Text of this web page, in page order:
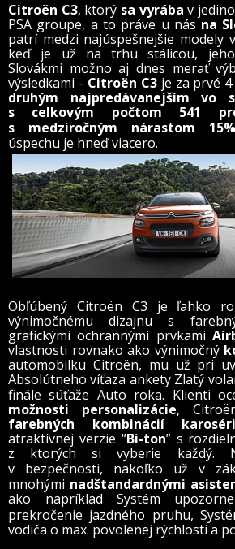
Citroën C3, ktorý sa vyrába v
PSA groupe, a to práve u nás na
patrí medzi najúspešnejšie modely
keď je už na trhu stálicou,
Slovákmi možno aj dnes merať
výsledkami - Citroën C3 je za prvé
druhým najpredávanejším vo
s
celkovým počtom 541
s
medziročným nárastom
úspechu je hneď viacero.
Obľúbený Citroën C3 je ľahko
výnimočnému dizajnu s
grafickými ochrannými prvkami
vlastnosti rovnako ako výnimočný
automobilku Citroën, mu už pri
Absolútneho víťaza ankety Zlatý
finále súťaže Auto roka. Klienti
možnosti personalizácie,
farebných kombinácií
atraktívnej verzie “Bi-ton” s
z
ktorých si vyberie každý.
v
bezpečnosti, nakoľko už v
mnohými nadštandardnými
ako napríklad
Systém
prekročenie jazdného pruhu,
vodiča o max. povolenej rýchlosti a